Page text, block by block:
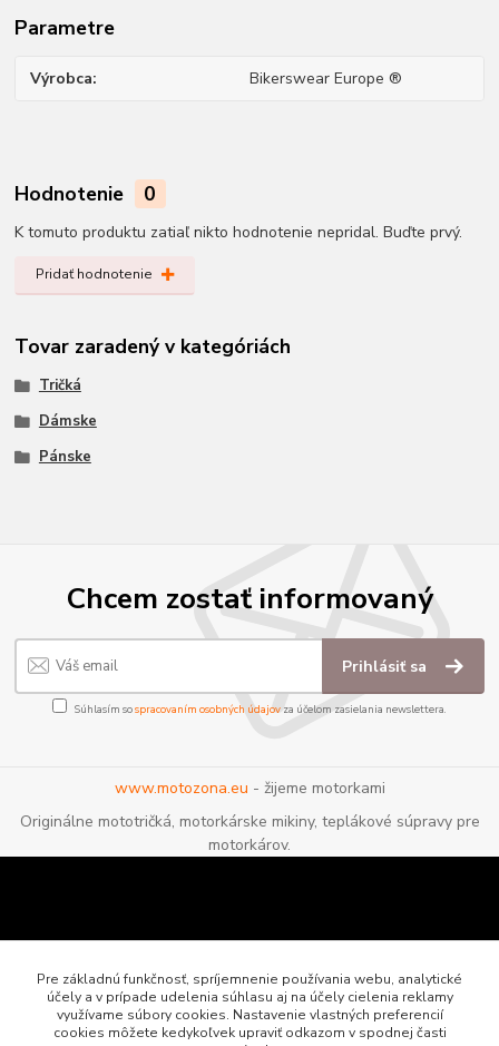
Parametre
Výrobca Bikerswear Europe ®
Hodnotenie 0
K tomuto produktu zatiaľ nikto hodnotenie nepridal. Buďte prvý.
Pridať hodnotenie
Tovar zaradený v kategóriách
Tričká
Dámske
Pánske
Chcem zostať informovaný
Prihlásiť sa
Súhlasím sospracovaním osobných údajov za účelom zasielania newslettera.
www.motozona.eu - žijeme motorkami
Originálne mototričká, motorkárske mikiny, teplákové súpravy pre
motorkárov.
Pre základnú funkčnosť, spríjemnenie používania webu, analytické
účely a v prípade udelenia súhlasu aj na účely cielenia reklamy
využívame súbory cookies. Nastavenie vlastných preferencií
cookies môžete kedykoľvek upraviť odkazom v spodnej časti